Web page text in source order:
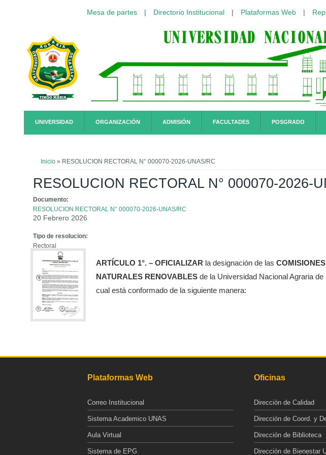
Mesa de partes | Directorio Institucional | Plataformas Web |
UNIVERSIDAD ORGANIZACIÓN ADMISIÓN FACULTADES POSGRADO
Inicio » RESOLUCION RECTORAL N° 000070-2026-UNAS/RC
RESOLUCION RECTORAL N° 000070-2026-
Documento:
RESOLUCION RECTORAL N° 000070-2026-UNAS/RC
20 Febrero 2026
Tipo de resolucion:
Rectoral
ARTÍCULO 1°. – OFICIALIZAR la designación de las
NATURALES RENOVABLES de la Universidad Nacional Agraria
cual está conformado de la siguiente manera:
Plataformas Web
Correo Institucional
Sistema Academico UNAS
Aula Virtual
Sistema de EPG
Oficinas
Dirección de Calidad
Dirección de Coord. y
Dirección de Biblioteca
Dirección de Bienestar